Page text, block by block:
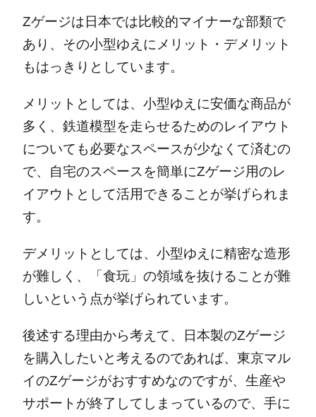
Zゲージは日本では比較的マイナーな部類で
あり、その小型ゆえにメリット・デメリット
もはっきりとしています。
メリットとしては、小型ゆえに安価な商品が
多く、鉄道模型を走らせるためのレイアウト
についても必要なスペースが少なくて済むの
で、自宅のスペースを簡単にZゲージ用のレ
イアウトとして活用できることが挙げられま
す。
デメリットとしては、小型ゆえに精密な造形
が難しく、「食玩」の領域を抜けることが難
しいという点が挙げられています。
後述する理由から考えて、日本製のZゲージ
を購入したいと考えるのであれば、東京マル
イのZゲージがおすすめなのですが、生産や
サポートが終了してしまっているので、手に